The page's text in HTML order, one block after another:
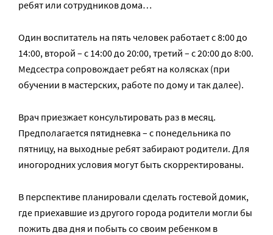
ребят или сотрудников дома…
Один воспитатель на пять человек работает с 8:00 до
14:00, второй – с 14:00 до 20:00, третий – с 20:00 до 8:00.
Медсестра сопровождает ребят на колясках (при
обучении в мастерских, работе по дому и так далее).
Врач приезжает консультировать раз в месяц.
Предполагается пятидневка – с понедельника по
пятницу, на выходные ребят забирают родители. Для
иногородних условия могут быть скорректированы.
В перспективе планировали сделать гостевой домик,
где приехавшие из другого города родители могли бы
пожить два дня и побыть со своим ребенком в